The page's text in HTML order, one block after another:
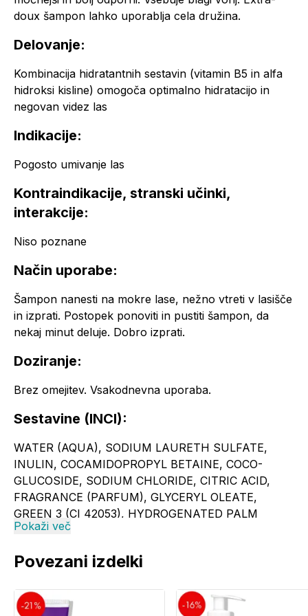
doux šampon lahko uporablja cela družina.
Delovanje:
Kombinacija hidratantnih sestavin (vitamin B5 in alfa
hidroksi kisline) omogoča optimalno hidratacijo in
negovan videz las
Indikacije:
Pogosto umivanje las
Kontraindikacije, stranski učinki,
interakcije:
Niso poznane
Način uporabe:
Šampon nanesti na mokre lase, nežno vtreti v lasišče
in izprati. Postopek ponoviti in pustiti šampon, da
nekaj minut deluje. Dobro izprati.
Doziranje:
Brez omejitev. Vsakodnevna uporaba.
Sestavine (INCI):
WATER (AQUA), SODIUM LAURETH SULFATE,
INULIN, COCAMIDOPROPYL BETAINE, COCO-
GLUCOSIDE, SODIUM CHLORIDE, CITRIC ACID,
FRAGRANCE (PARFUM), GLYCERYL OLEATE,
GREEN 3 (CI 42053), HYDROGENATED PALM
GLYCERIDES CITRATE, LIMONENE, SODIUM
enak pH lasišča (pH = 5,5).
Pokaži več
Povezani izdelki